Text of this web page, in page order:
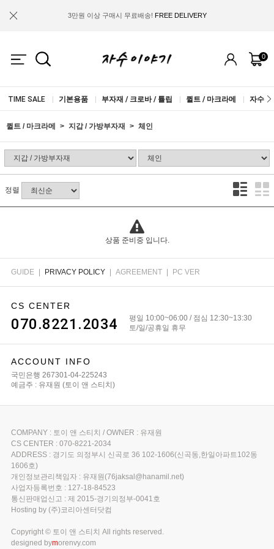
3만원 이상 구매시 무료배송! FREE DELIVERY
0
TIME SALE 기본용품 부자재 / 크로바 / 튤립 퀼트 / 마크라메 자수실
퀼트 / 마크라메 지갑 / 가방부자재 체인
정렬
상품 준비중 입니다.
GUIDE PRIVACY POLICY AGREEMENT PC VER
CS CENTER
070.8221.2034
평일 10:00~06:00 / 점심 12:30~13:30
토/일/공휴일 휴무
ACCOUNT INFO
국민은행 267301-04-225243
예금주 : 유재원 (토이 앤 스티치)
COMPANY : 토이 앤 스티치 / OWNER : 유재원
CS CENTER : 070-8221-2034
ADDRESS : 경기도 의정부시 신곡로 36 102-1606(신곡동,한일아파트102동
1606호)
개인정보관리책임자 : 유재원(76jaksal@hanamil.net)
사업자등록번호 : 127-18-84523
통신판매업신고 : 제 2015-경기의정부-0041호
Hosting by (주)코리아센터닷컴
Copyright © 토이 앤 스티치 All rights reserved.
designed bymorenvy.com